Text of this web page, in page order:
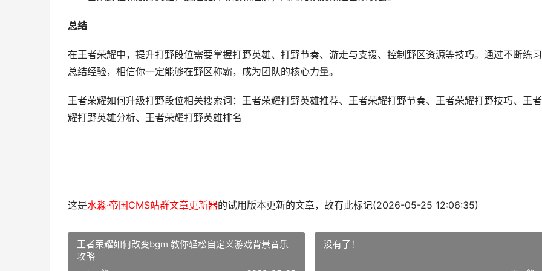
总结
在王者荣耀中，提升打野段位需要掌握打野英雄、打野节奏、游走与支援、控制野区资源等技巧。通过不断练
总结经验，相信你一定能够在野区称霸，成为团队的核心力量。
王者荣耀如何升级打野段位相关搜索词：王者荣耀打野英雄推荐、王者荣耀打野节奏、王者荣耀打野技巧、王
耀打野英雄分析、王者荣耀打野英雄排名
这是水淼·帝国CMS站群文章更新器的试用版本更新的文章，故有此标记(2026-05-25 12:06:35)
王者荣耀如何改变bgm 教你轻松自定义游戏背景音乐
攻略
没有了！